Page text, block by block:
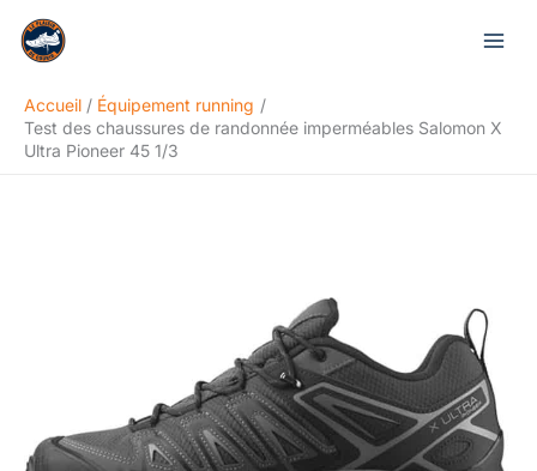
Accueil
Équipement running
Test des chaussures de randonnée imperméables Salomon X
Ultra Pioneer 45 1/3
Rechercher